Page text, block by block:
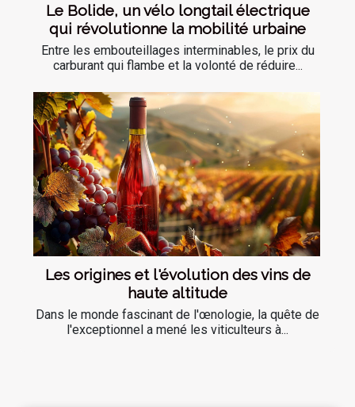
Le Bolide, un vélo longtail électrique
qui révolutionne la mobilité urbaine
Entre les embouteillages interminables, le prix du
carburant qui flambe et la volonté de réduire...
Les origines et l'évolution des vins de
haute altitude
Dans le monde fascinant de l'œnologie, la quête de
l'exceptionnel a mené les viticulteurs à...